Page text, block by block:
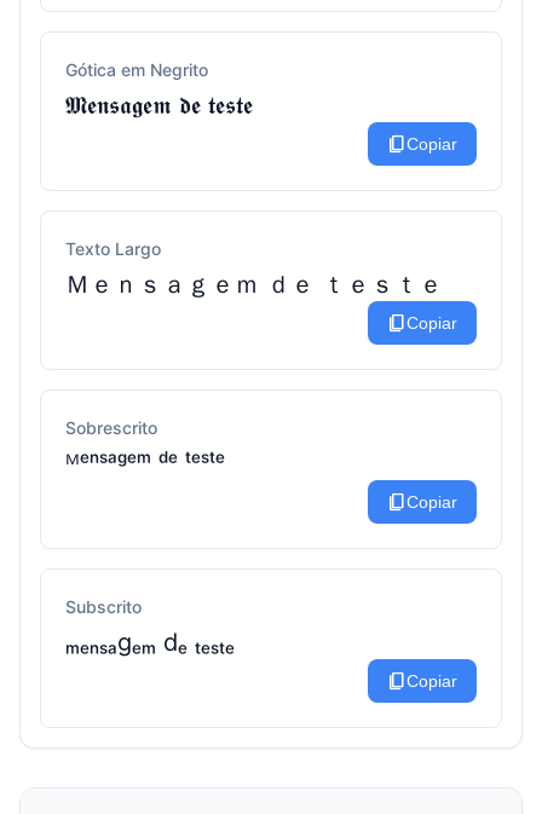
Gótica em Negrito
𝕸𝖊𝖓𝖘𝖆𝖌𝖊𝖒 𝖉𝖊 𝖙𝖊𝖘𝖙𝖊
content_copyCopiar
Texto Largo
Ｍｅｎｓａｇｅｍ ｄｅ ｔｅｓｔｅ
content_copyCopiar
Sobrescrito
ᴹᵉⁿˢᵃᵍᵉᵐ ᵈᵉ ᵗᵉˢᵗᵉ
content_copyCopiar
Subscrito
ₘₑₙₛₐgₑₘ dₑ ₜₑₛₜₑ
content_copyCopiar